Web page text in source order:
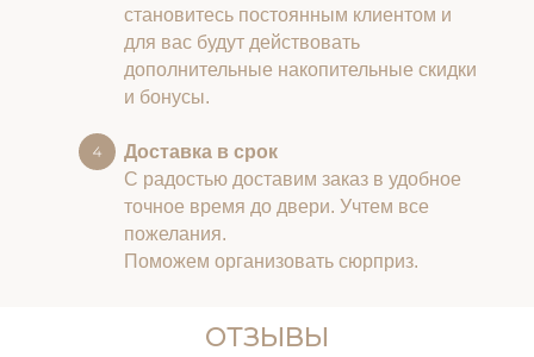
становитесь постоянным клиентом и
для вас будут действовать
дополнительные накопительные скидки
и бонусы.
Доставка в срок
С радостью доставим заказ в удобное
точное время до двери. Учтем все
пожелания.
Поможем организовать сюрприз.
ОТЗЫВЫ